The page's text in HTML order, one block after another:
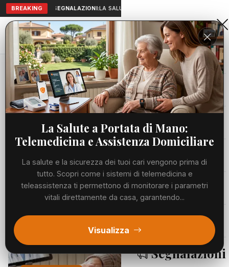
BREAKING SEGNALAZIONI:LA SALUTE A PORTATA DI MANO:
Aranova • NET
PORTALE UTILE AL TERRITORIO
Home
Cronaca
Viabilità
Utilità
Meteo
Eventi
Segnalazioni
La Salute a Portata di Mano:
Telemedicina e Assistenza Domiciliare
La salute e la sicurezza dei tuoi cari vengono prima di
tutto. Scopri come i sistemi di telemedicina e
teleassistenza ti permettono di monitorare i parametri
vitali direttamente da casa, garantendo...
Visualizza